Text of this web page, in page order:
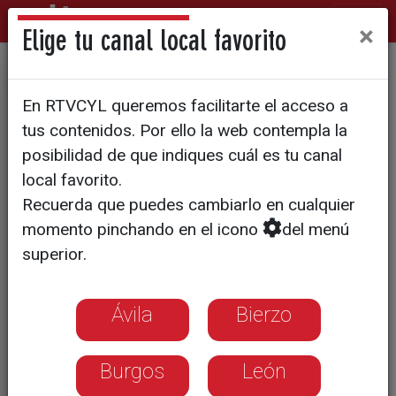
CIENCIA PARA TODOS EN
TORENO
Elige tu canal local favorito ×
En RTVCYL queremos facilitarte el acceso a
tus contenidos. Por ello la web contempla la
posibilidad de que indiques cuál es tu canal
local favorito.
Recuerda que puedes cambiarlo en cualquier
momento pinchando en el icono
del menú
superior.
Ávila Bierzo
Burgos León